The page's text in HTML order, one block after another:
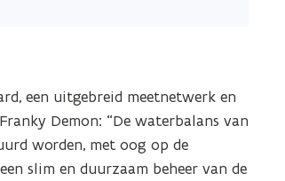
een uitgebreid meetnetwerk en
Demon: “De waterbalans van
worden, met oog op de
slim en duurzaam beheer van de